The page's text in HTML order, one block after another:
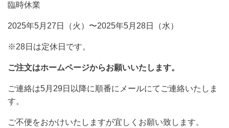
臨時休業
2025年5月27日（火）〜2025年5月28日（水）
※28日は定休日です。
ご注文はホームページからお願いいたします。
ご連絡は5月29日以降に順番にメールにてご連絡いたしま
す。
ご不便をおかけいたしますが宜しくお願い致します。